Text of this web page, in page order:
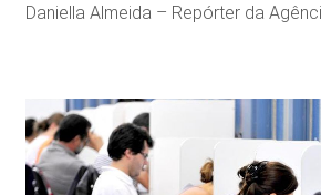
Daniella Almeida – Repórter da